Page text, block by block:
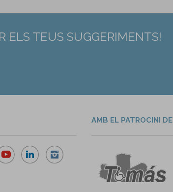
ELS TEUS SUGGERIMENTS!
AMB EL PATROCINI DE